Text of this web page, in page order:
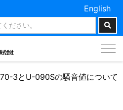
English
3とU-090Sの騒音値について